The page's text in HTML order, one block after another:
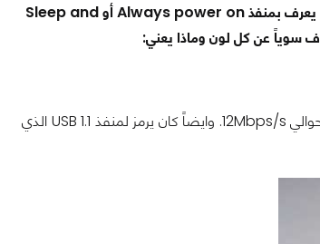
الأمر بسيطة للغاية, فكما يعلم جميعكم هناك منفذ USB 1.x ومنفذ USB 2.x وايضاً منفذ USB 3.x وما يعرف بمنفذ Always power on أو Sleep and
هذا اللون كان يرمز به لمنفذ USB 1.x الذي اطلق في عام 1996 وكان يقدم سرعة بطيئه طبعاً تقدر فقط بحوالي 12Mbps/s. وايضاً كان يرمز لمنفذ USB 1.1 الذي